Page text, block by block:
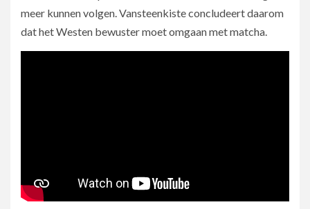
meer kunnen volgen. Vansteenkiste concludeert daarom
dat het Westen bewuster moet omgaan met matcha.